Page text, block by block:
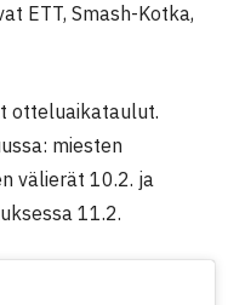
ETT, Smash-Kotka,
otteluaikataulut.
miesten
välierät 10.2. ja
11.2.